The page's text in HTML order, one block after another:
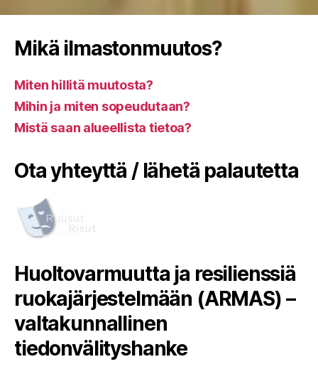
Mikä ilmastonmuutos?
Miten hillitä muutosta?
Mihin ja miten sopeudutaan?
Mistä saan alueellista tietoa?
Ota yhteyttä / lähetä palautetta
Huoltovarmuutta ja resilienssiä
ruokajärjestelmään (ARMAS) –
valtakunnallinen
tiedonvälityshanke